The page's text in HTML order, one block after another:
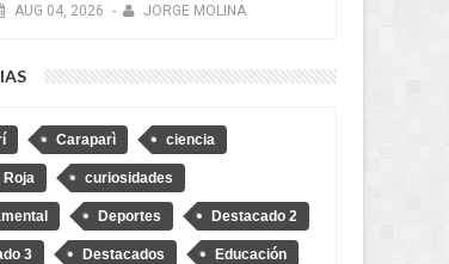
a
“No soy Diprove, no hagan el
ridículo”, dice Loza tras denuncia
robado
AUG 04, 2026 - JORGE MOLINA
Caraparì ciencia
curiosidades
Deportes Destacado 2
3 Destacados Educación